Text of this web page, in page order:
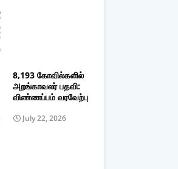
8,193 கோவில்களில்
அறங்காவலர் பதவி:
விண்ணப்பம் வரவேற்பு
July 22, 2026